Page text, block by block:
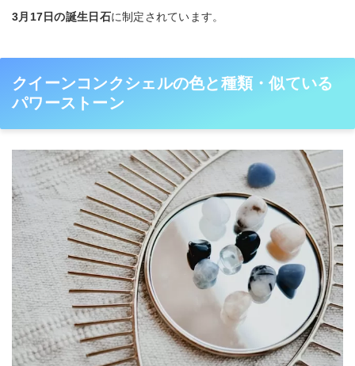
3月17日の誕生日石に制定されています。
クイーンコンクシェルの色と種類・似ている
パワーストーン